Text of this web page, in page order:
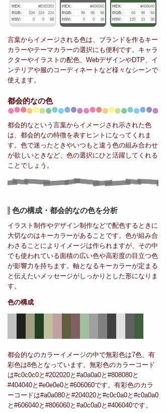
HEX:
#E0E0E0
RGB:
224 224
224
HSV:
0 0 88
HEX:
#606060
RGB:
96 96
96
HSV:
0 0 38
HEX:
#406040
RGB:
64 96
64
HSV:
120 33 38
言葉からイメージされる色は、ブランドを作るキー
カラーやテーマカラーの選択にも便利です。キャラ
クターやイラストの配色、WebデザインやDTP、イ
ンテリアや服のコーディネートなど様々なシーンで
使えます。
都会的なの色
都会的なという言葉からイメージされ示された色
は、都会的なの特徴を表すヒントになってくれま
す。色で迷ったときやいつもと違う色の組み合わせ
が欲しいときなど、色の選択にひと活躍してくれる
ことでしょう。
色の構成・都会的なの色を分析
イラスト制作やデザイン制作などで配色するときに
大切なのはキーカラーがあることです。色が組み合
わさることによりイメージは作られますが、その中
でも使われている面積の広い色や高彩度の目立つ色
が影響力を持ちます。軸となるキーカラーが定まる
と伝えたいメッセージがしっかりとした形になりま
す。
色の構成
都会的なのカラーイメージの中で無彩色は7色、有
彩色は8色となっています。無彩色のカラーコード
は#c0c0c0と#202020と#a0a0a0と#808080と
#404040と#e0e0e0と#606060です。有彩色のカラ
ーコードは#a0a080と#204020と#c0c0a0と#c0a0a0
と#606040と#806060と#a0c0a0と#406040です。